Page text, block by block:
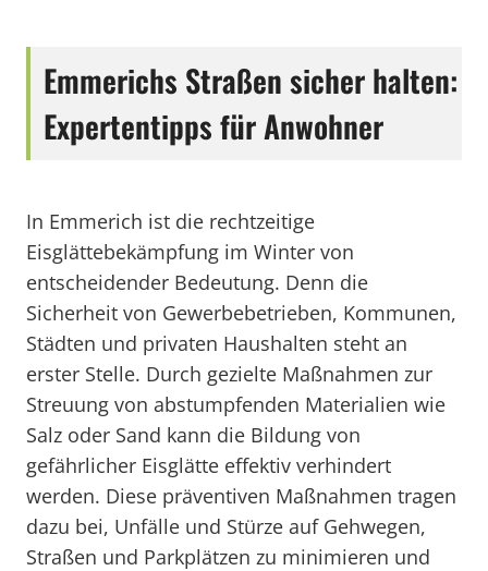
Emmerichs Straßen sicher halten:
Expertentipps für Anwohner
In Emmerich ist die rechtzeitige
Eisglättebekämpfung im Winter von
entscheidender Bedeutung. Denn die
Sicherheit von Gewerbebetrieben, Kommunen,
Städten und privaten Haushalten steht an
erster Stelle. Durch gezielte Maßnahmen zur
Streuung von abstumpfenden Materialien wie
Salz oder Sand kann die Bildung von
gefährlicher Eisglätte effektiv verhindert
werden. Diese präventiven Maßnahmen tragen
dazu bei, Unfälle und Stürze auf Gehwegen,
Straßen und Parkplätzen zu minimieren und